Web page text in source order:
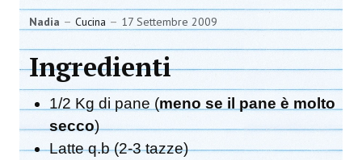
LINK
Nadia Cucina 17 Settembre 2009
Ingredienti
1/2 Kg di pane (meno se il pane è molto
secco)
Latte q.b (2-3 tazze)